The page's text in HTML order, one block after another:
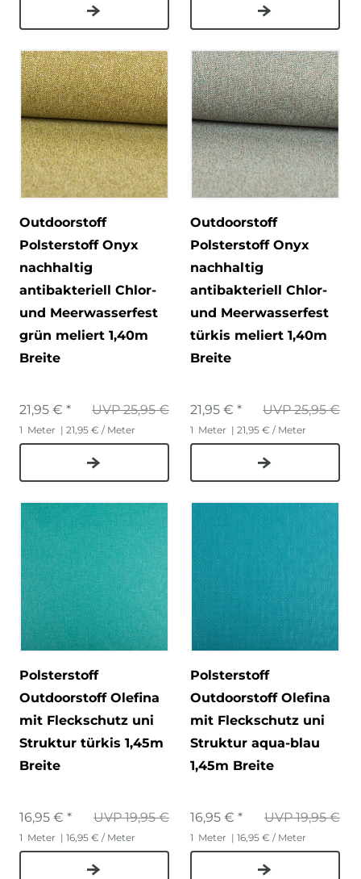
Outdoorstoff
Polsterstoff Onyx
nachhaltig
antibakteriell Chlor-
und Meerwasserfest
grün meliert 1,40m
Breite
UVP 25,95 €
21,95 € *
1 Meter | 21,95 € / Meter
Outdoorstoff
Polsterstoff Onyx
nachhaltig
antibakteriell Chlor-
und Meerwasserfest
türkis meliert 1,40m
Breite
UVP 25,95 €
21,95 € *
1 Meter | 21,95 € / Meter
Polsterstoff
Outdoorstoff Olefina
mit Fleckschutz uni
Struktur türkis 1,45m
Breite
UVP 19,95 €
16,95 € *
1 Meter | 16,95 € / Meter
Polsterstoff
Outdoorstoff Olefina
mit Fleckschutz uni
Struktur aqua-blau
1,45m Breite
UVP 19,95 €
16,95 € *
1 Meter | 16,95 € / Meter